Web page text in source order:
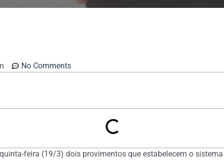
No Comments
feira (19/3) dois provimentos que estabelecem o